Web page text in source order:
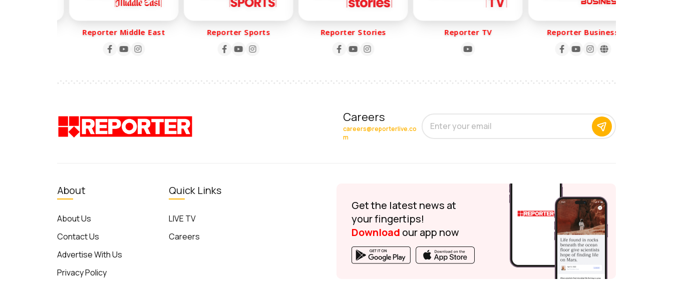
Reporter Middle East Reporter Sports Reporter Stories Reporter TV Reporter Business
Careers
careers@reporterlive.co
m
About
About Us
Contact Us
Advertise With Us
Privacy Policy
Quick Links
LIVE TV
Careers
Get the latest news at
your fingertips!
Download our app now